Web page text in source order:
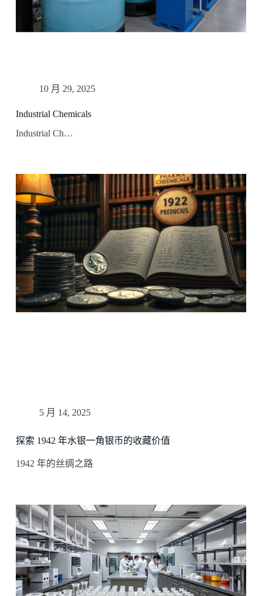
10 月 29, 2025
Industrial Chemicals
Industrial Ch…
5 月 14, 2025
探索 1942 年水银一角银币的收藏价值
1942 年的丝绸之路